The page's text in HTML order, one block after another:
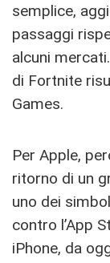
semplice,
passaggi
alcuni
di Fortnite
Games.
Per Apple,
ritorno di un
uno dei
contro l’App
iPhone, da